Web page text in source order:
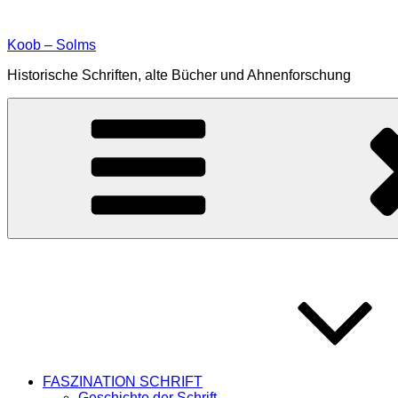
springen
Koob – Solms
Historische Schriften, alte Bücher und Ahnenforschung
FASZINATION SCHRIFT